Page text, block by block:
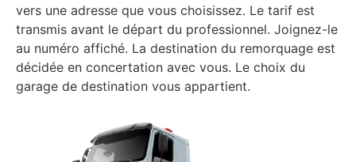
vers une adresse que vous choisissez. Le tarif est
transmis avant le départ du professionnel. Joignez-le
au numéro affiché. La destination du remorquage est
décidée en concertation avec vous. Le choix du
garage de destination vous appartient.